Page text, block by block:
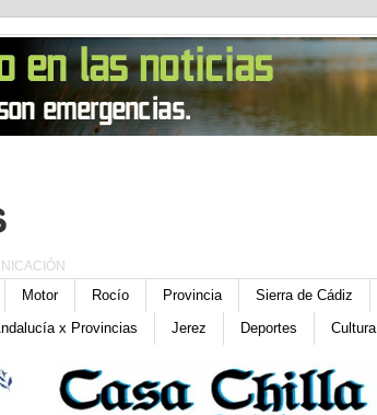
Motor Rocío Provincia Sierra de Cádiz
x Provincias Jerez Deportes Cultura